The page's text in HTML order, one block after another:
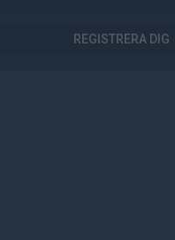
REGISTRERA DIG